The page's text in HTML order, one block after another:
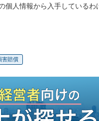
人情報から入手しているわ
害賠償